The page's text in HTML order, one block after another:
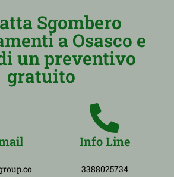
Sgombero
a Osasco e
un preventivo
gratuito
Info Line
3388025734